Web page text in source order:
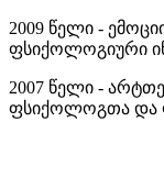
2009 წელი -
ფსიქოლოგიური
2007 წელი -
ფსიქოლოგთა და